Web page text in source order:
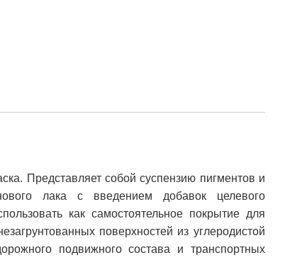
Представляет собой суспензию пигментов и
лака c введением добавок целевого
как самостоятельное покрытие для
поверхностей из углеродистой
подвижного состава и транспортных